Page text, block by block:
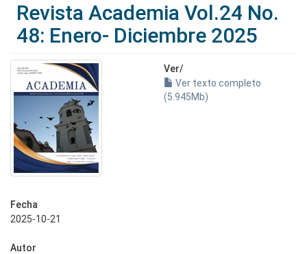
Revista Academia Vol.24 No.
48: Enero- Diciembre 2025
Ver/
Ver texto completo
(5.945Mb)
Fecha
2025-10-21
Autor